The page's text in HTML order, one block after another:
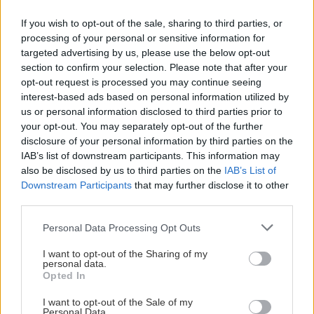
If you wish to opt-out of the sale, sharing to third parties, or
processing of your personal or sensitive information for
targeted advertising by us, please use the below opt-out
section to confirm your selection. Please note that after your
opt-out request is processed you may continue seeing
interest-based ads based on personal information utilized by
us or personal information disclosed to third parties prior to
your opt-out. You may separately opt-out of the further
disclosure of your personal information by third parties on the
IAB’s list of downstream participants. This information may
also be disclosed by us to third parties on the IAB’s List of
Downstream Participants that may further disclose it to other
Please note that this website/app uses one or more Google
not limited to your visit or usage behaviour. You may click to
grant or deny consent to Google and its third-party tags to
use your data for below specified purposes in below Google
consent section.
Personal Data Processing Opt Outs
I want to opt-out of the Sharing of my
personal data.
Opted In
I want to opt-out of the Sale of my
Två spelare från Färjestad BK finns med när Sveriges U17-
landslag samlas för Finnkampen i Gällivare senare i
augusti. Forwarden Nils Strindholm och backen Malte
Liljegren har båda tagits ut i den svenska truppen. I
turneringen väntar tre landskamper mot Finland. Det
blågula uppdraget blir ytterligare ett fint kapitel i två
lovande FBK-karriärer.
MALIN ABRAHAMSSON
ISPREMIÄREN ÄR HÄR!
Publicerad:2026-08-06